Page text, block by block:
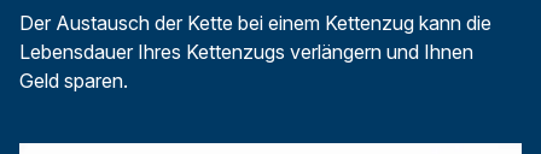
Der Austausch der Kette bei einem Kettenzug kann die
Lebensdauer Ihres Kettenzugs verlängern und Ihnen
Geld sparen.